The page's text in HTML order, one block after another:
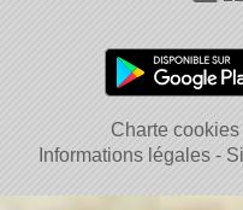
Charte cookies
Informations légales